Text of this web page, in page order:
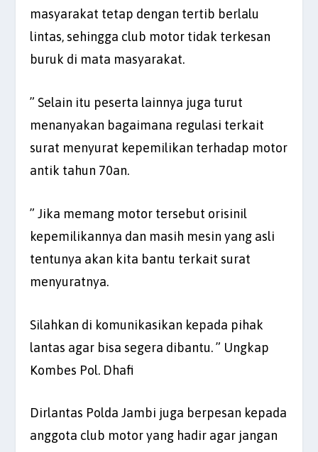
masyarakat tetap dengan tertib berlalu
lintas, sehingga club motor tidak terkesan
buruk di mata masyarakat.
” Selain itu peserta lainnya juga turut
menanyakan bagaimana regulasi terkait
surat menyurat kepemilikan terhadap motor
antik tahun 70an.
” Jika memang motor tersebut orisinil
kepemilikannya dan masih mesin yang asli
tentunya akan kita bantu terkait surat
menyuratnya.
Silahkan di komunikasikan kepada pihak
lantas agar bisa segera dibantu. ” Ungkap
Kombes Pol. Dhafi
Dirlantas Polda Jambi juga berpesan kepada
anggota club motor yang hadir agar jangan